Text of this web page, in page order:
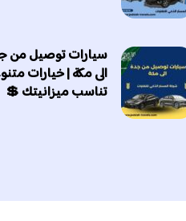
سيارات توصيل من
الى مكة | خيارات
تناسب ميزانيتك 💲